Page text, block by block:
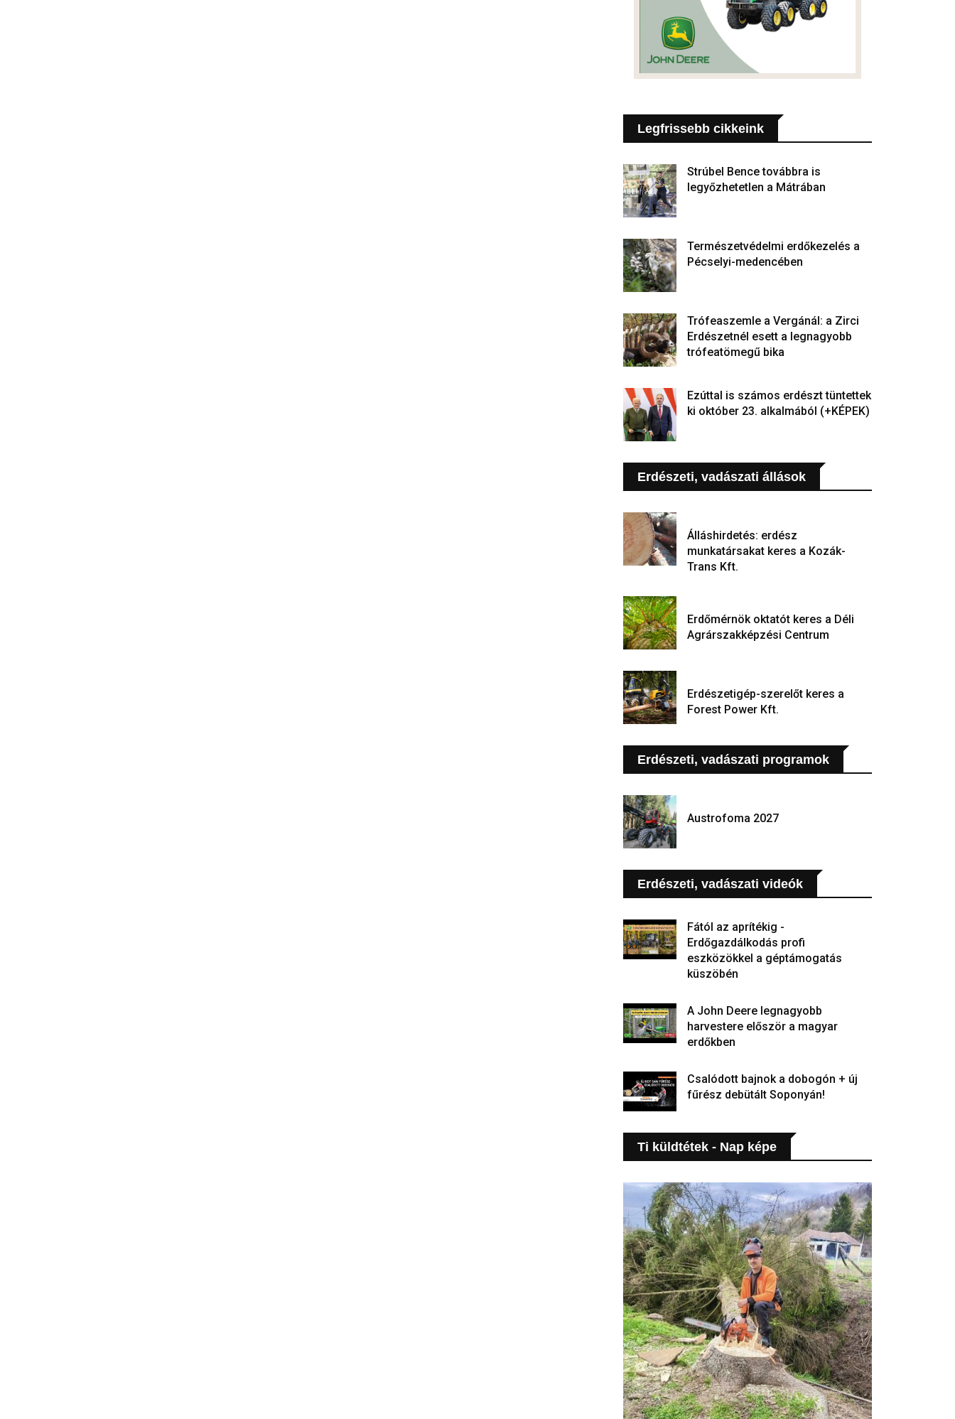
Legfrissebb cikkeink
Strúbel Bence továbbra is
legyőzhetetlen a Mátrában
Természetvédelmi erdőkezelés a
Pécselyi-medencében
Trófeaszemle a Vergánál: a Zirci
Erdészetnél esett a legnagyobb
trófeatömegű bika
Ezúttal is számos erdészt tüntettek
ki október 23. alkalmából (+KÉPEK)
Erdészeti, vadászati állások
Álláshirdetés: erdész
munkatársakat keres a Kozák-
Trans Kft.
Erdőmérnök oktatót keres a Déli
Agrárszakképzési Centrum
Erdészetigép-szerelőt keres a
Forest Power Kft.
Erdészeti, vadászati programok
Austrofoma 2027
Erdészeti, vadászati videók
Fától az aprítékig -
Erdőgazdálkodás profi
eszközökkel a géptámogatás
küszöbén
A John Deere legnagyobb
harvestere először a magyar
erdőkben
Csalódott bajnok a dobogón + új
fűrész debütált Soponyán!
Ti küldtétek - Nap képe